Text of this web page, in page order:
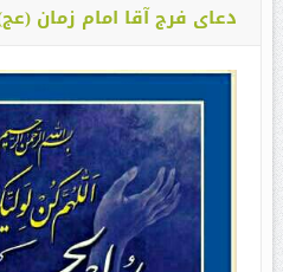
دعای فرج آقا امام زمان